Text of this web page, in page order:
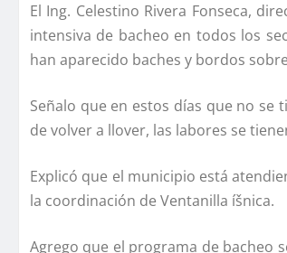
El Ing. Celestino Rivera Fonseca,
intensiva de bacheo en todos los
han aparecido baches y bordos
Señalo que en estos dí­as que no
de volver a llover, las labores se
Explicó que el municipio está
la coordinación de Ventanilla íšnica.
Agrego que el programa de bacheo